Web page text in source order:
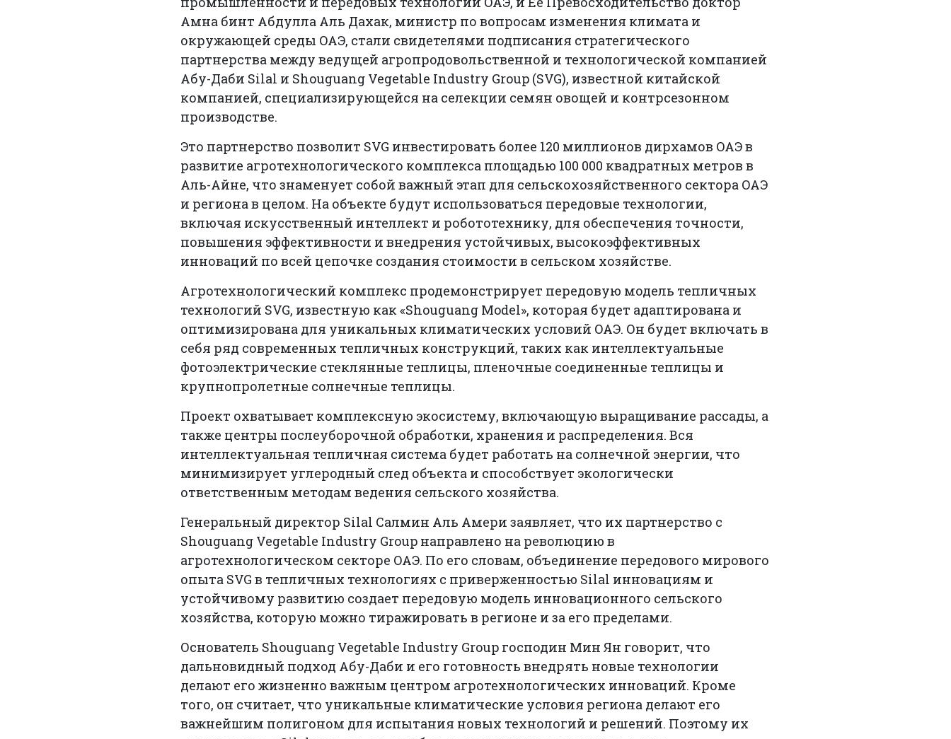
Амна бинт Абдулла Аль Дахак, министр по вопросам изменения климата и
окружающей среды ОАЭ, стали свидетелями подписания стратегического
партнерства между ведущей агропродовольственной и технологической компанией
Абу-Даби Silal и Shouguang Vegetable Industry Group (SVG), известной китайской
компанией, специализирующейся на селекции семян овощей и контрсезонном
производстве.
Это партнерство позволит SVG инвестировать более 120 миллионов дирхамов ОАЭ в
развитие агротехнологического комплекса площадью 100 000 квадратных метров в
Аль-Айне, что знаменует собой важный этап для сельскохозяйственного сектора ОАЭ
и региона в целом. На объекте будут использоваться передовые технологии,
включая искусственный интеллект и робототехнику, для обеспечения точности,
повышения эффективности и внедрения устойчивых, высокоэффективных
инноваций по всей цепочке создания стоимости в сельском хозяйстве.
Агротехнологический комплекс продемонстрирует передовую модель тепличных
технологий SVG, известную как «Shouguang Model», которая будет адаптирована и
оптимизирована для уникальных климатических условий ОАЭ. Он будет включать в
себя ряд современных тепличных конструкций, таких как интеллектуальные
фотоэлектрические стеклянные теплицы, пленочные соединенные теплицы и
крупнопролетные солнечные теплицы.
Проект охватывает комплексную экосистему, включающую выращивание рассады, а
также центры послеуборочной обработки, хранения и распределения. Вся
интеллектуальная тепличная система будет работать на солнечной энергии, что
минимизирует углеродный след объекта и способствует экологически
ответственным методам ведения сельского хозяйства.
Генеральный директор Silal Салмин Аль Амери заявляет, что их партнерство с
Shouguang Vegetable Industry Group направлено на революцию в
агротехнологическом секторе ОАЭ. По его словам, объединение передового мирового
опыта SVG в тепличных технологиях с приверженностью Silal инновациям и
устойчивому развитию создает передовую модель инновационного сельского
хозяйства, которую можно тиражировать в регионе и за его пределами.
Основатель Shouguang Vegetable Industry Group господин Мин Ян говорит, что
дальновидный подход Абу-Даби и его готовность внедрять новые технологии
делают его жизненно важным центром агротехнологических инноваций. Кроме
того, он считает, что уникальные климатические условия региона делают его
важнейшим полигоном для испытания новых технологий и решений. Поэтому их